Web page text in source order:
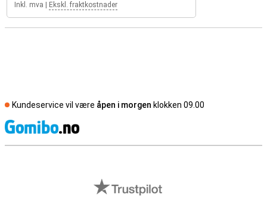
Inkl. mva Ekskl. fraktkostnader
Kundeservice vil være åpen i morgen klokken 09.00